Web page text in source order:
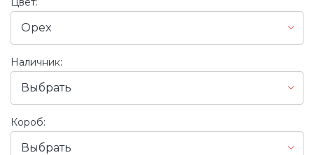
Орех
Наличник:
Выбрать
Короб:
Выбрать